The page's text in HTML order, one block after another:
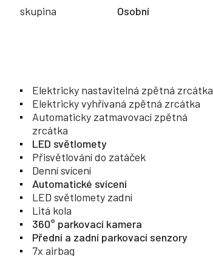
skupina Osobní
Elektricky nastavitelná zpětná zrcátka
Elektricky vyhřívaná zpětná zrcátka
Automaticky zatmavovací zpětná
zrcátka
LED světlomety
Přisvětlování do zatáček
Denní svícení
Automatické svícení
LED světlomety zadní
Litá kola
360° parkovací kamera
Přední a zadní parkovací senzory
7x airbag